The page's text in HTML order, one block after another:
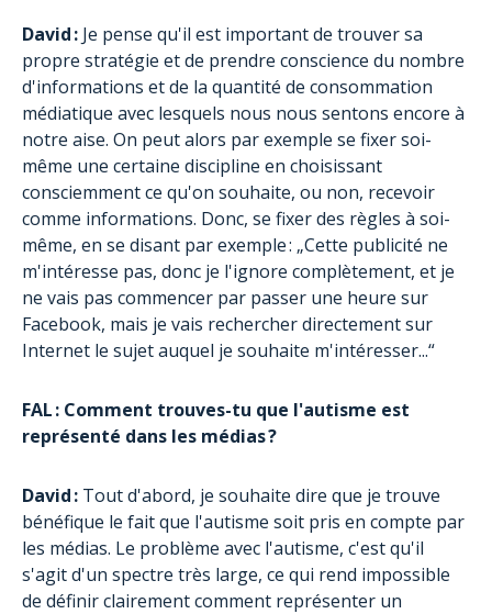
David : Je pense qu'il est important de trouver sa
propre stratégie et de prendre conscience du nombre
d'informations et de la quantité de consommation
médiatique avec lesquels nous nous sentons encore à
notre aise. On peut alors par exemple se fixer soi-
même une certaine discipline en choisissant
consciemment ce qu'on souhaite, ou non, recevoir
comme informations. Donc, se fixer des règles à soi-
même, en se disant par exemple : „Cette publicité ne
m'intéresse pas, donc je l'ignore complètement, et je
ne vais pas commencer par passer une heure sur
Facebook, mais je vais rechercher directement sur
Internet le sujet auquel je souhaite m'intéresser...“
FAL : Comment trouves-tu que l'autisme est
représenté dans les médias ?
David : Tout d'abord, je souhaite dire que je trouve
bénéfique le fait que l'autisme soit pris en compte par
les médias. Le problème avec l'autisme, c'est qu'il
s'agit d'un spectre très large, ce qui rend impossible
de définir clairement comment représenter un